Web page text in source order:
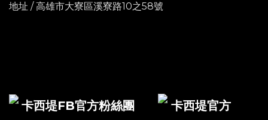
地址 / 高雄市大寮區溪寮路10之58號
卡西堤FB官方粉絲團 卡西堤官方